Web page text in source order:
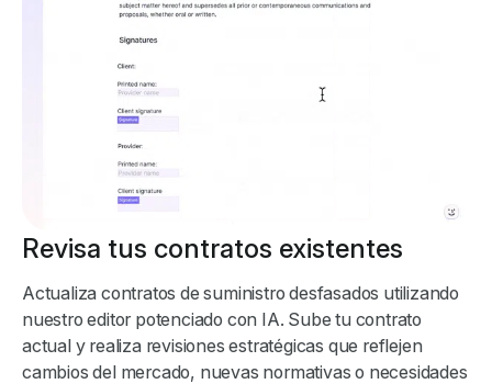
Revisa tus contratos existentes
Actualiza contratos de suministro desfasados utilizando
nuestro editor potenciado con IA. Sube tu contrato
actual y realiza revisiones estratégicas que reflejen
cambios del mercado, nuevas normativas o necesidades